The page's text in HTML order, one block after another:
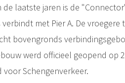
laatste jaren is de
met Pier A. De vroegere
bovengronds
werd officieel geopend op
Schengenverkeer.